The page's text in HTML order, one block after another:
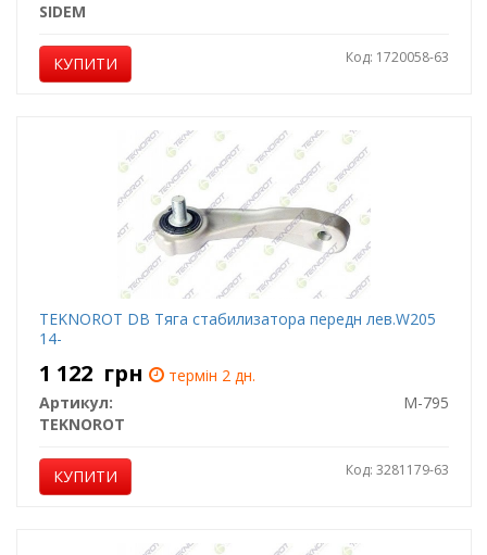
SIDEM
КУПИТИ Код: 1720058-63
TEKNOROT DB Тяга стабилизатора передн лев.W205
14-
1 122 грн
термін 2 дн.
Артикул:
M-795
TEKNOROT
КУПИТИ Код: 3281179-63